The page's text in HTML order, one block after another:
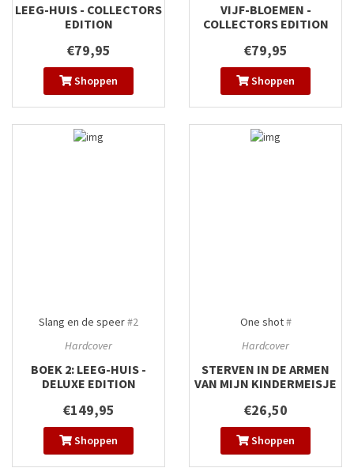
LEEG-HUIS - COLLECTORS
EDITION
€79,95
Shoppen
VIJF-BLOEMEN -
COLLECTORS EDITION
€79,95
Shoppen
Slang en de speer#2
Hardcover
BOEK 2: LEEG-HUIS -
DELUXE EDITION
€149,95
Shoppen
One shot#
Hardcover
STERVEN IN DE ARMEN
VAN MIJN KINDERMEISJE
€26,50
Shoppen